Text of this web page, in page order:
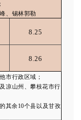
、锡林郭勒
8.25
8.26
市行政区域；
凉山州、攀枝花市行
其余10个县以及甘孜